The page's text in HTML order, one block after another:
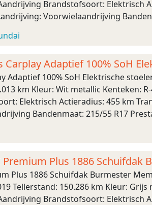
Brandstofsoort: Elektrisch
Voorwielaandrijving
Carplay Adaptief 100% SoH
Adaptief 100% SoH Elektrische
km Kleur: Wit metallic Kenteken:
Elektrisch Actieradius: 455 km
Bandenmaat: 215/55 R17
Premium Plus 1886 Schuifdak
Plus 1886 Schuifdak Burmester
Tellerstand: 150.286 km Kleur: Grijs
Brandstofsoort: Elektrisch